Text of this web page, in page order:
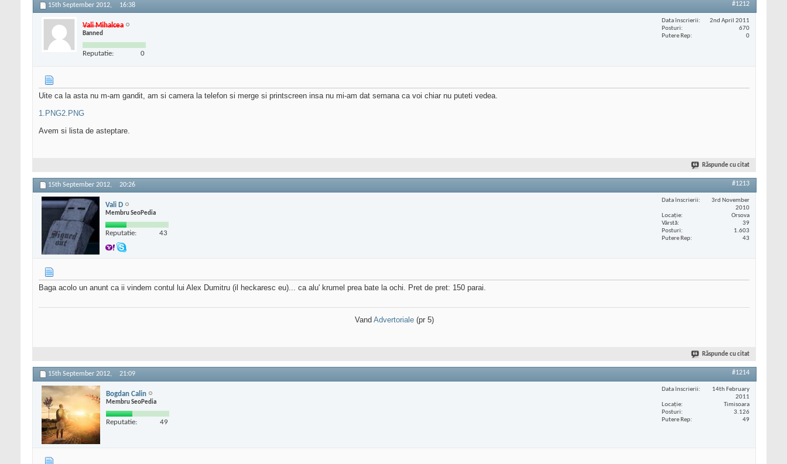
15th September 2012, 16:38 #1212
Vali Mihalcea
Banned
Reputatie: 0
Data înscrierii
2nd April 2011
Posturi
670
Putere Rep
0
Uite ca la asta nu m-am gandit, am si camera la telefon si merge si printscreen insa nu mi-am dat semana ca voi chiar nu puteti vedea.
1.PNG2.PNG
Avem si lista de asteptare.
Răspunde cu citat
15th September 2012, 20:26 #1213
Vali D
Membru SeoPedia
Reputatie: 43
Data înscrierii
3rd November
2010
Locaţie
Orsova
Vârstă
39
Posturi
1.603
Putere Rep
43
Baga acolo un anunt ca ii vindem contul lui Alex Dumitru (il heckaresc eu)... ca alu' krumel prea bate la ochi. Pret de pret: 150 parai.
Vand Advertoriale (pr 5)
Răspunde cu citat
15th September 2012, 21:09 #1214
Bogdan Calin
Membru SeoPedia
Reputatie: 49
Data înscrierii
14th February
2011
Locaţie
Timisoara
Posturi
3.126
Putere Rep
49